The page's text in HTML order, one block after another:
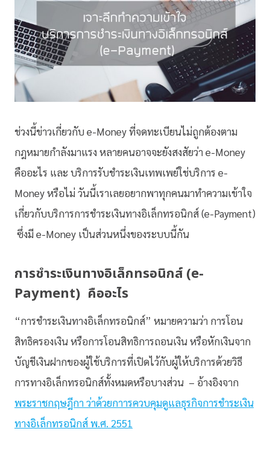
ช่วงนี้ข่าวเกี่ยวกับ e-Money ที่จดทะเบียนไม่ถูกต้องตาม
กฎหมายกำลังมาแรง หลายคนอาจจะยังสงสัยว่า e-Money
คืออะไร และ บริการรับชำระเงินเทพเพย์ใช่บริการ e-
Money หรือไม่ วันนี้เราเลยอยากพาทุกคนมาทำความเข้าใจ
เกี่ยวกับบริการการชำระเงินทางอิเล็กทรอนิกส์ (e-Payment)
ซึ่งมี e-Money เป็นส่วนหนึ่งของระบบนี้กัน
การชำระเงินทางอิเล็กทรอนิกส์ (e-
Payment) คืออะไร
“การชำระเงินทางอิเล็กทรอนิกส์” หมายความว่า การโอน
สิทธิครองเงิน หรือการโอนสิทธิการถอนเงิน หรือหักเงินจาก
บัญชีเงินฝากของผู้ใช้บริการที่เปิดไว้กับผู้ให้บริการด้วยวิธี
การทางอิเล็กทรอนิกส์ทั้งหมดหรือบางส่วน – อ้างอิงจาก
พระราชกฤษฎีกา ว่าด้วยกาารควบคุมดูแลธุรกิจการชำระเงิน
ทางอิเล็กทรอนิกส์ พ.ศ. 2551